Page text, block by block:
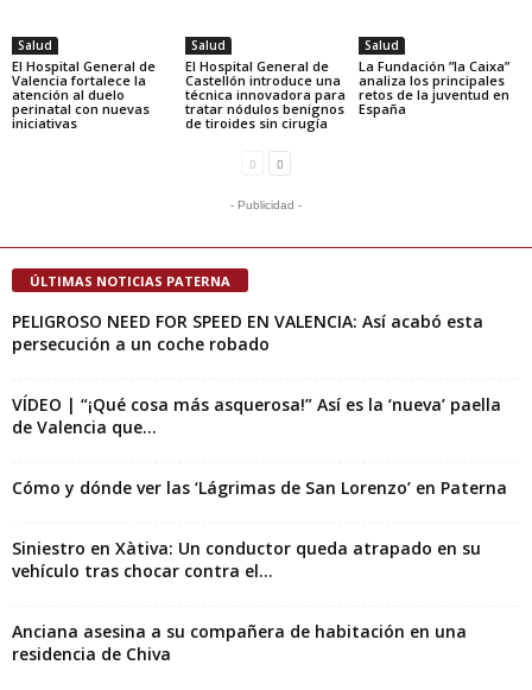
Salud
El Hospital General de
Valencia fortalece la
atención al duelo
perinatal con nuevas
iniciativas
Salud
El Hospital General de
Castellón introduce una
técnica innovadora para
tratar nódulos benignos
de tiroides sin cirugía
Salud
La Fundación ”la Caixa”
analiza los principales
retos de la juventud en
España
- Publicidad -
ÚLTIMAS NOTICIAS PATERNA
PELIGROSO NEED FOR SPEED EN VALENCIA: Así acabó esta
persecución a un coche robado
VÍDEO | “¡Qué cosa más asquerosa!” Así es la ‘nueva’ paella
de Valencia que...
Cómo y dónde ver las ‘Lágrimas de San Lorenzo’ en Paterna
Siniestro en Xàtiva: Un conductor queda atrapado en su
vehículo tras chocar contra el...
Anciana asesina a su compañera de habitación en una
residencia de Chiva